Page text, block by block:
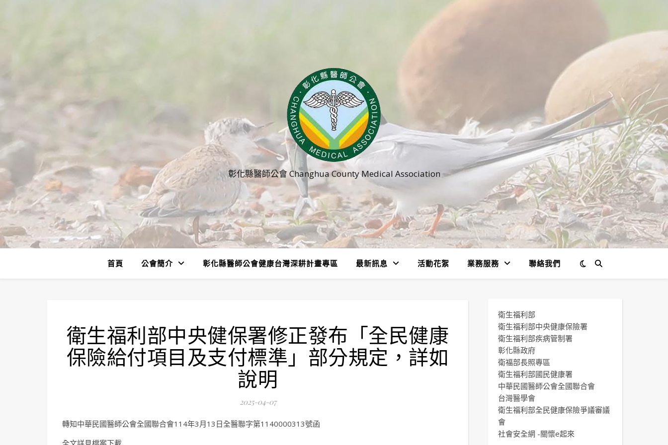
彰化縣醫師公會 Changhua County Medical Association
首頁 公會簡介 彰化縣醫師公會健康台灣深耕計畫專區 最新訊息 活動花絮 業務服務 聯絡我們
衛生福利部中央健保署修正發布「全民健康
保險給付項目及支付標準」部分規定，詳如
說明
2025-04-07
轉知中華民國醫師公會全國聯合會114年3月13日全醫聯字第1140000313號函
全文詳見檔案下載
衛生福利部
衛生福利部中央健康保險署
衛生福利部疾病管制署
彰化縣政府
衛福部長照專區
衛生福利部國民健康署
中華民國醫師公會全國聯合會
台灣醫學會
衛生福利部全民健康保險爭議審議
會
社會安全網 -關懷e起來